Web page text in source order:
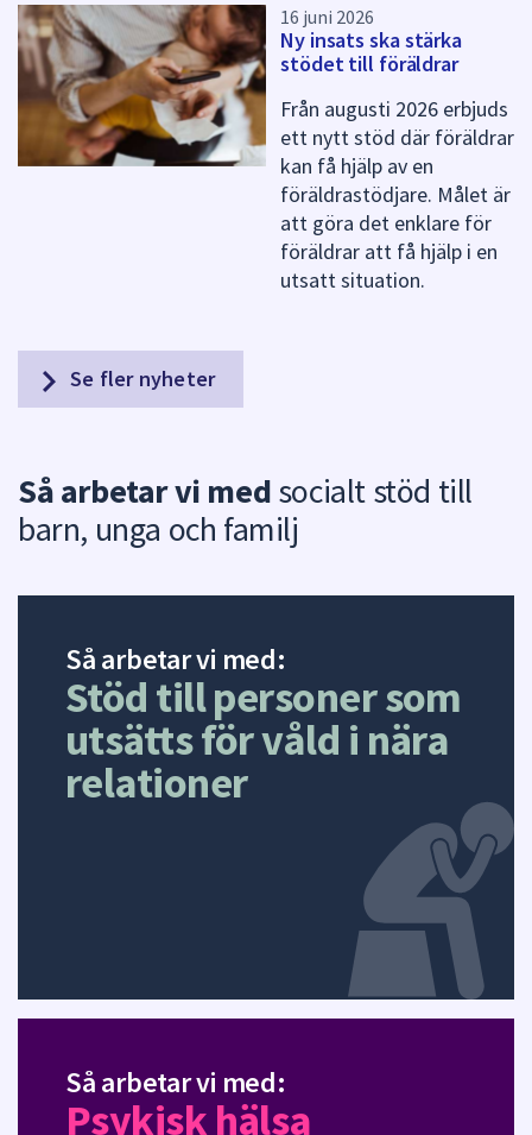
16 juni 2026
Ny insats ska stärka
stödet till föräldrar
Från augusti 2026 erbjuds
ett nytt stöd där föräldrar
kan få hjälp av en
föräldrastödjare. Målet är
att göra det enklare för
föräldrar att få hjälp i en
utsatt situation.
Se fler nyheter
Så arbetar vi medsocialt stöd till
barn, unga och familj
Så arbetar vi med:
Stöd till personer som
utsätts för våld i nära
relationer
Så arbetar vi med:
Psykisk hälsa